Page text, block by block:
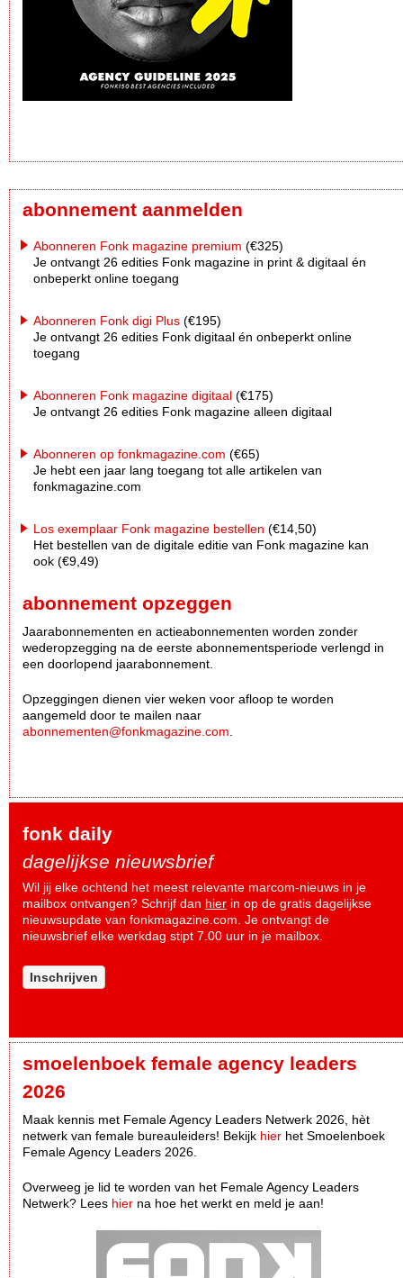
abonnement aanmelden
Abonneren Fonk magazine premium (€325)
Je ontvangt 26 edities Fonk magazine in print & digitaal én
onbeperkt online toegang
Abonneren Fonk digi Plus (€195)
Je ontvangt 26 edities Fonk digitaal én onbeperkt online
toegang
Abonneren Fonk magazine digitaal (€175)
Je ontvangt 26 edities Fonk magazine alleen digitaal
Abonneren op fonkmagazine.com (€65)
Je hebt een jaar lang toegang tot alle artikelen van
fonkmagazine.com
Los exemplaar Fonk magazine bestellen (€14,50)
Het bestellen van de digitale editie van Fonk magazine kan
ook (€9,49)
abonnement opzeggen
Jaarabonnementen en actieabonnementen worden zonder
wederopzegging na de eerste abonnementsperiode verlengd in
een doorlopend jaarabonnement.
Opzeggingen dienen vier weken voor afloop te worden
aangemeld door te mailen naar
abonnementen@fonkmagazine.com.
fonk daily
dagelijkse nieuwsbrief
Wil jij elke ochtend het meest relevante marcom-nieuws in je
mailbox ontvangen? Schrijf dan hier in op de gratis dagelijkse
nieuwsupdate van fonkmagazine.com. Je ontvangt de
nieuwsbrief elke werkdag stipt 7.00 uur in je mailbox.
Inschrijven
smoelenboek female agency leaders
2026
Maak kennis met Female Agency Leaders Netwerk 2026, hèt
netwerk van female bureauleiders! Bekijk hier het Smoelenboek
Female Agency Leaders 2026.
Overweeg je lid te worden van het Female Agency Leaders
Netwerk? Lees hier na hoe het werkt en meld je aan!